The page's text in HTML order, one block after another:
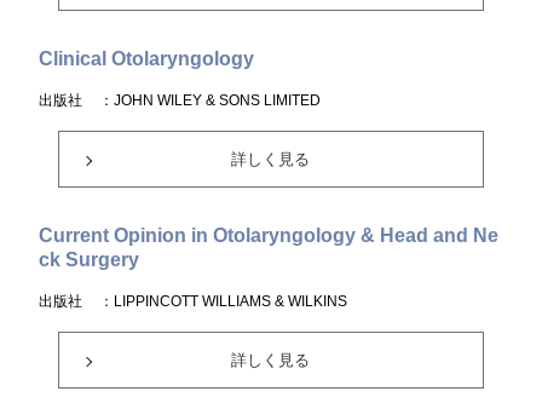
Clinical Otolaryngology
出版社 ：JOHN WILEY & SONS LIMITED
詳しく見る
Current Opinion in Otolaryngology & Head and Ne
ck Surgery
出版社 ：LIPPINCOTT WILLIAMS & WILKINS
詳しく見る